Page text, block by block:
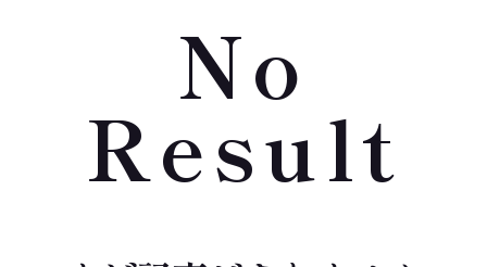
No
Result